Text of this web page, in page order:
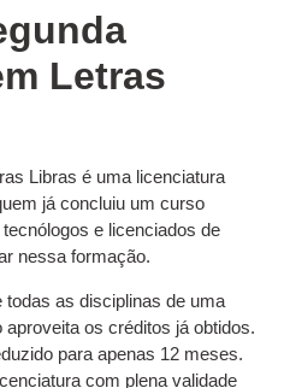
Letras
Libras é uma licenciatura
já concluiu um curso
e licenciados de
nessa formação.
as disciplinas de uma
os créditos já obtidos.
para apenas 12 meses.
com plena validade